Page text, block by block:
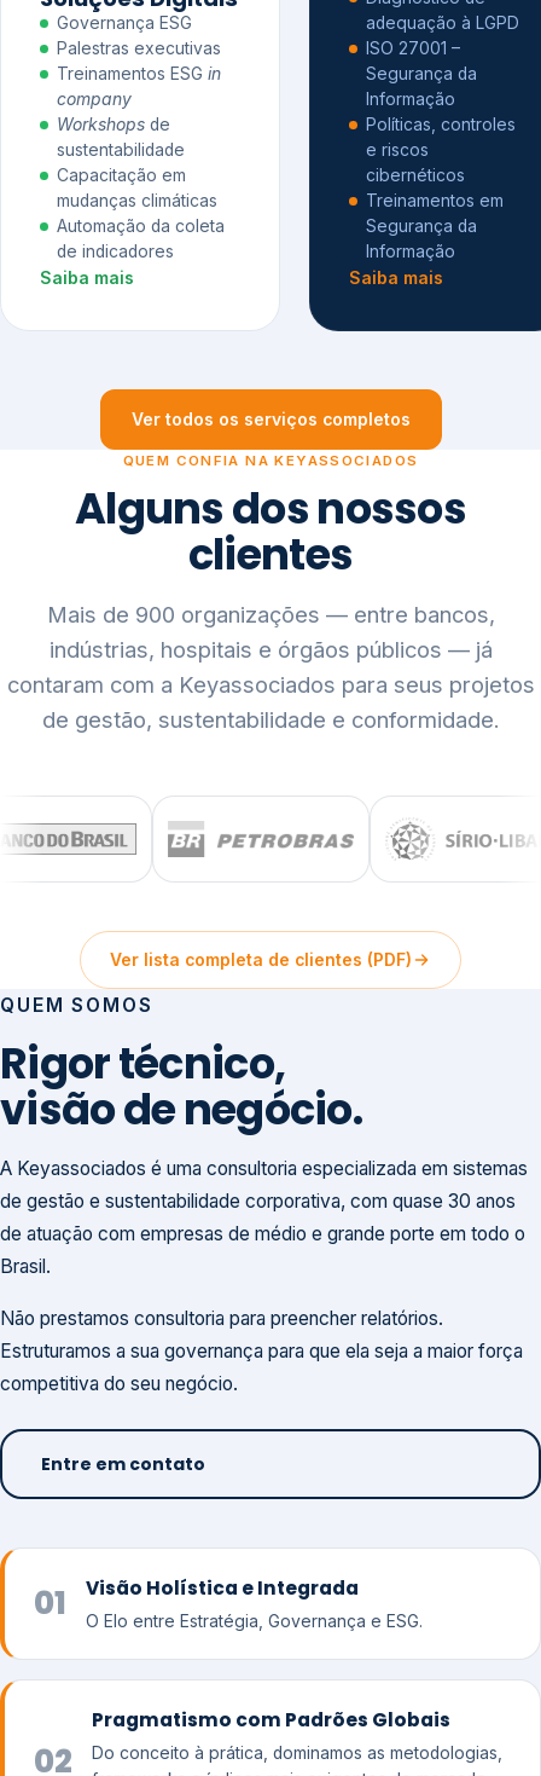
Governança ESG
Palestras executivas
Treinamentos ESG in
company
Workshops de
sustentabilidade
Capacitação em
mudanças climáticas
Automação da coleta
de indicadores
Saiba mais
adequação à LGPD
ISO 27001 –
Segurança da
Informação
Políticas, controles
e riscos
cibernéticos
Treinamentos em
Segurança da
Informação
Saiba mais
Ver todos os serviços completos
QUEM CONFIA NA KEYASSOCIADOS
Alguns dos nossos
clientes
Mais de 900 organizações — entre bancos,
indústrias, hospitais e órgãos públicos — já
contaram com a Keyassociados para seus projetos
de gestão, sustentabilidade e conformidade.
Ver lista completa de clientes (PDF)
QUEM SOMOS
Rigor técnico,
visão de negócio.
A Keyassociados é uma consultoria especializada em sistemas
de gestão e sustentabilidade corporativa, com quase 30 anos
de atuação com empresas de médio e grande porte em todo o
Brasil.
Não prestamos consultoria para preencher relatórios.
Estruturamos a sua governança para que ela seja a maior força
competitiva do seu negócio.
Entre em contato
01 Visão Holística e Integrada
O Elo entre Estratégia, Governança e ESG.
02
Pragmatismo com Padrões Globais
Do conceito à prática, dominamos as metodologias,